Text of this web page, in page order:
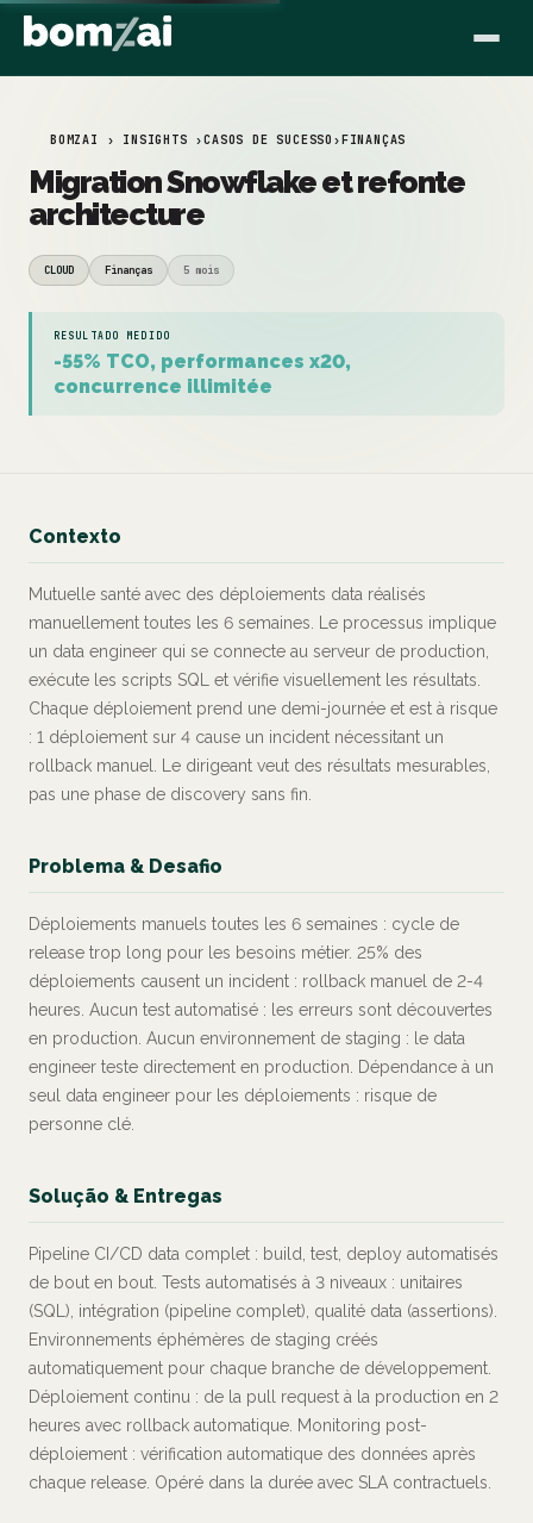
BOMZAI › INSIGHTS ›CASOS DE SUCESSO ›FINANÇAS
Migration Snowflake et refonte
architecture
CLOUD Finanças 5 mois
RESULTADO MEDIDO
-55% TCO, performances x20,
concurrence illimitée
Contexto
Mutuelle santé avec des déploiements data réalisés
manuellement toutes les 6 semaines. Le processus implique
un data engineer qui se connecte au serveur de production,
exécute les scripts SQL et vérifie visuellement les résultats.
Chaque déploiement prend une demi-journée et est à risque
: 1 déploiement sur 4 cause un incident nécessitant un
rollback manuel. Le dirigeant veut des résultats mesurables,
pas une phase de discovery sans fin.
Problema & Desafio
Déploiements manuels toutes les 6 semaines : cycle de
release trop long pour les besoins métier. 25% des
déploiements causent un incident : rollback manuel de 2-4
heures. Aucun test automatisé : les erreurs sont découvertes
en production. Aucun environnement de staging : le data
engineer teste directement en production. Dépendance à un
seul data engineer pour les déploiements : risque de
personne clé.
Solução & Entregas
Pipeline CI/CD data complet : build, test, deploy automatisés
de bout en bout. Tests automatisés à 3 niveaux : unitaires
(SQL), intégration (pipeline complet), qualité data (assertions).
Environnements éphémères de staging créés
automatiquement pour chaque branche de développement.
Déploiement continu : de la pull request à la production en 2
heures avec rollback automatique. Monitoring post-
déploiement : vérification automatique des données après
chaque release. Opéré dans la durée avec SLA contractuels.